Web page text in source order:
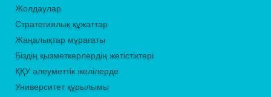
Жолдаулар
Стратегиялық құжаттар
Жаңалықтар мұрағаты
Біздің қызметкерлердің жетістіктері
ҚҚУ әлеуметтік желілерде
Университет құрылымы